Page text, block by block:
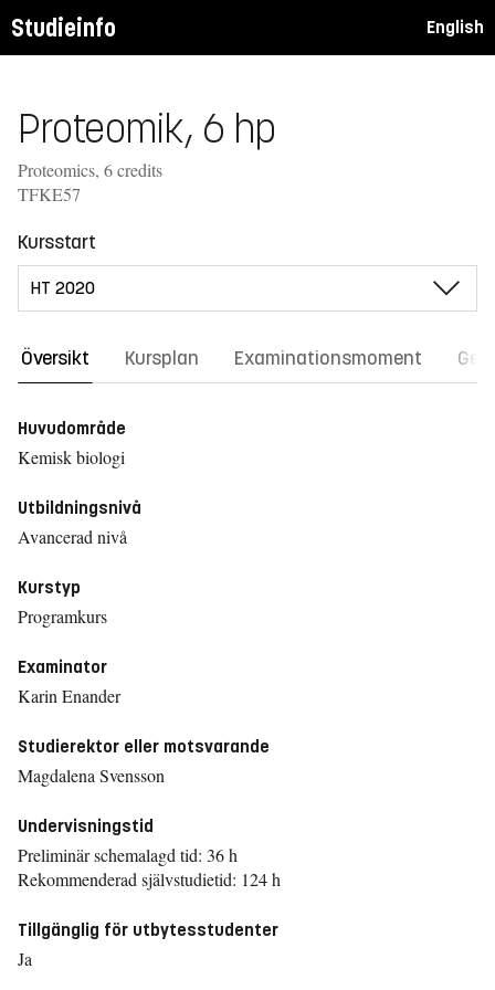
Studieinfo English
Proteomik, 6 hp
Proteomics, 6 credits
TFKE57
Kursstart
Översikt Kursplan Examinationsmoment
Huvudområde
Kemisk biologi
Utbildningsnivå
Avancerad nivå
Kurstyp
Programkurs
Examinator
Karin Enander
Studierektor eller motsvarande
Magdalena Svensson
Undervisningstid
Preliminär schemalagd tid: 36 h
Rekommenderad självstudietid: 124 h
Tillgänglig för utbytesstudenter
Ja